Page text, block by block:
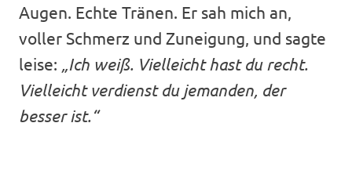
Augen. Echte Tränen. Er sah mich an,
voller Schmerz und Zuneigung, und sagte
leise: „Ich weiß. Vielleicht hast du recht.
Vielleicht verdienst du jemanden, der
besser ist.“